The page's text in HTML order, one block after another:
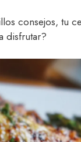
consejos, tu
disfrutar?